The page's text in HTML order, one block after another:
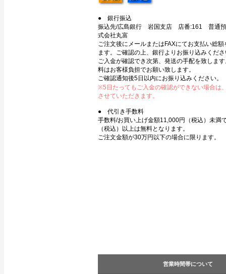
● 銀行振込
振込先/広島銀行 岩国支店 店番:161 普通
式会社丸富
ご注文後にメールまたはFAXにてお支払い総
ます。ご確認の上、銀行よりお振り込みくだ
ご入金が確認でき次第、発送の手配を致しま
料はお客様負担でお願い致します。
ご確認通知後5日以内にお振り込みください。
※5日たってもご入金の確認ができない場合は
させていただきます。
● 代引き手数料
手数料/お買い上げ金額11,000円（税込）未満
（税込）以上は無料となります。
ご注文金額が30万円以下の場合に限ります。
営業時間帯について